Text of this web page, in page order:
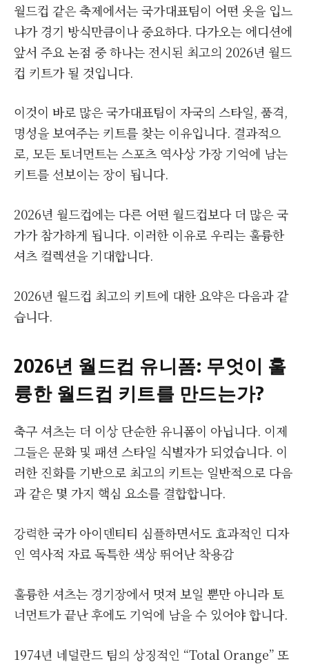
월드컵 같은 축제에서는 국가대표팀이 어떤 옷을 입느
냐가 경기 방식만큼이나 중요하다. 다가오는 에디션에
앞서 주요 논점 중 하나는 전시된 최고의 2026년 월드
컵 키트가 될 것입니다.
이것이 바로 많은 국가대표팀이 자국의 스타일, 품격,
명성을 보여주는 키트를 찾는 이유입니다. 결과적으
로, 모든 토너먼트는 스포츠 역사상 가장 기억에 남는
키트를 선보이는 장이 됩니다.
2026년 월드컵에는 다른 어떤 월드컵보다 더 많은 국
가가 참가하게 됩니다. 이러한 이유로 우리는 훌륭한
셔츠 컬렉션을 기대합니다.
2026년 월드컵 최고의 키트에 대한 요약은 다음과 같
습니다.
2026년 월드컵 유니폼: 무엇이 훌
륭한 월드컵 키트를 만드는가?
축구 셔츠는 더 이상 단순한 유니폼이 아닙니다. 이제
그들은 문화 및 패션 스타일 식별자가 되었습니다. 이
러한 진화를 기반으로 최고의 키트는 일반적으로 다음
과 같은 몇 가지 핵심 요소를 결합합니다.
강력한 국가 아이덴티티 심플하면서도 효과적인 디자
인 역사적 자료 독특한 색상 뛰어난 착용감
훌륭한 셔츠는 경기장에서 멋져 보일 뿐만 아니라 토
너먼트가 끝난 후에도 기억에 남을 수 있어야 합니다.
1974년 네덜란드 팀의 상징적인 “Total Orange” 또